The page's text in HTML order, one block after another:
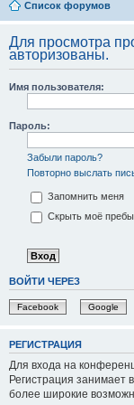
Список форумов
Для просмотра
авторизованы.
Имя пользователя:
Пароль:
Забыли пароль?
Повторно выслать
Запомнить меня
Скрыть моё
ВОЙТИ ЧЕРЕЗ
Facebook Google
РЕГИСТРАЦИЯ
Для входа на
Регистрация занимает
более широкие